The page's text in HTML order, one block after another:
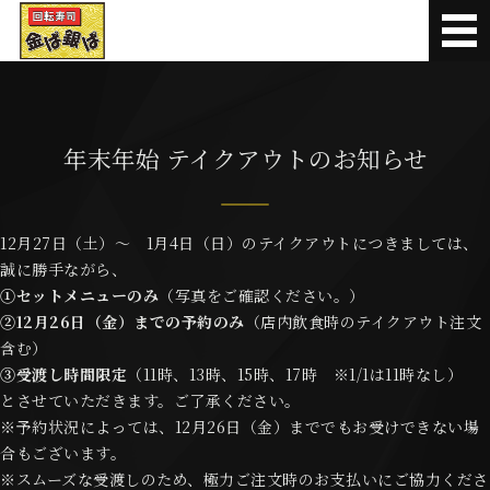
本マグロや新鮮な地魚が
お問い合わせ
オンライン順番受付
年末年始 テイクアウトのお知らせ
12月27日（土）～ 1月4日（日）のテイクアウトにつきましては、
誠に勝手ながら、
①セットメニューのみ （写真をご確認ください。）
②12月26日（金）までの予約のみ （店内飲食時のテイクアウト注文
含む）
③受渡し時間限定 （11時、13時、15時、17時 ※1/1は11時なし）
とさせていただきます。ご了承ください。
※予約状況によっては、12月26日（金）まででもお受けできない場
合もございます。
※スムーズな受渡しのため、極力ご注文時のお支払いにご協力くださ